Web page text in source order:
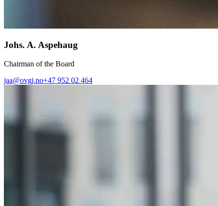
Johs. A. Aspehaug
Chairman of the Board
jaa@ovgj.no+47 952 02 464